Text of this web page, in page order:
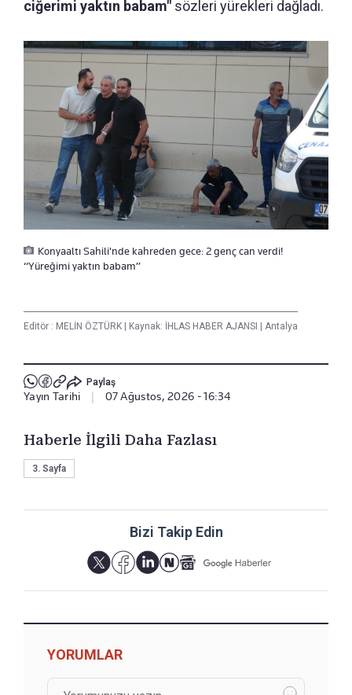
ciğerimi yaktın babam" sözleri yürekleri dağladı.
Konyaaltı Sahili'nde kahreden gece: 2 genç can verdi!
“Yüreğimi yaktın babam”
Editör : MELİN ÖZTÜRK | Kaynak: İHLAS HABER AJANSI | Antalya
Paylaş
Yayın Tarihi 07 Ağustos, 2026 - 16:34
Haberle İlgili Daha Fazlası
3. Sayfa
Bizi Takip Edin
YORUMLAR